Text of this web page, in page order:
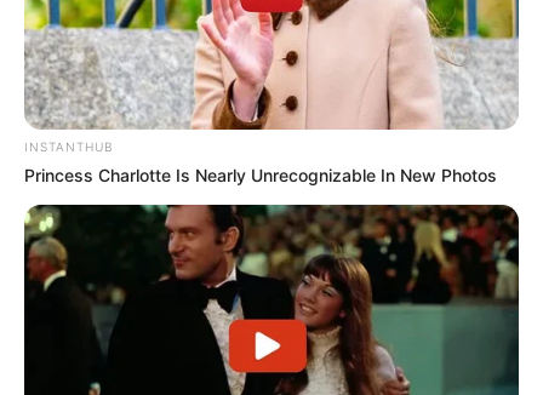
INSTANTHUB
Princess Charlotte Is Nearly Unrecognizable In New Photos